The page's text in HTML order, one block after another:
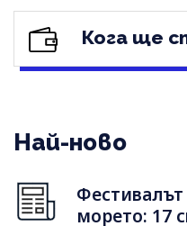
Кога ще
Най-ново
Фестивалът
морето: 17